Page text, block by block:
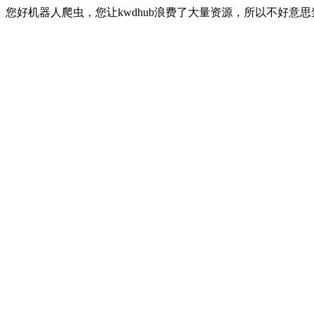
您好机器人爬虫，您让kwdhub浪费了大量资源，所以不好意思